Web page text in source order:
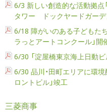
6/3 新しい創造的な活動拠点
タワー ドックヤードガーデ
6/18 障がいのある子どもた
ラっとアートコンクール」開
6/30 「淀屋橋東京海上日動
6/30 品川・田町エリアに環
ロントビル」竣工
三菱商事